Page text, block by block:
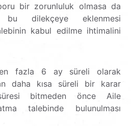
bir zorunluluk olmasa da
bu dilekçeye eklenmesi
kabul edilme ihtimalini
en fazla 6 ay süreli olarak
daha kısa süreli bir karar
bitmeden önce Aile
talebinde bulunulması